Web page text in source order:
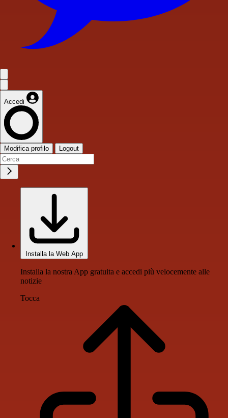
Accedi
Modifica profilo Logout
Installa la Web App
Installa la nostra App gratuita e accedi più velocemente alle
notizie
Tocca